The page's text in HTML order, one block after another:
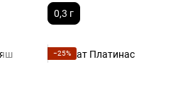
0,3 г
−25%